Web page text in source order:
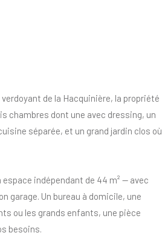
de la Hacquinière, la propriété
chambres dont une avec dressing, un
séparée, et un grand jardin clos où
indépendant de 44 m² — avec
garage. Un bureau à domicile, une
ou les grands enfants, une pièce
besoins.